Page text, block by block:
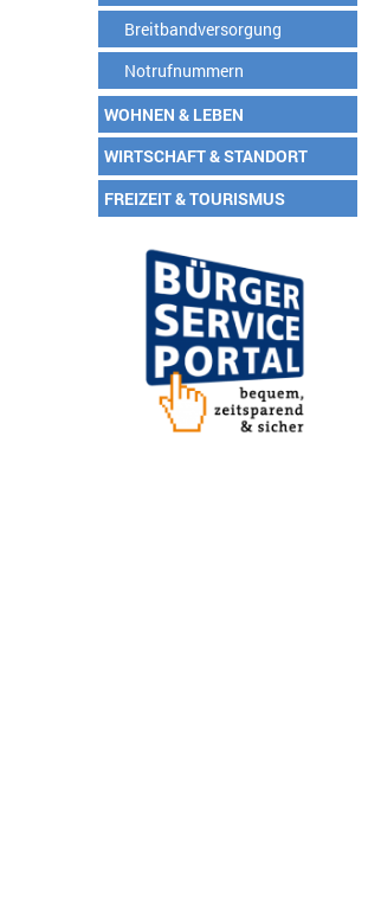
Breitbandversorgung
Notrufnummern
WOHNEN & LEBEN
WIRTSCHAFT & STANDORT
FREIZEIT & TOURISMUS